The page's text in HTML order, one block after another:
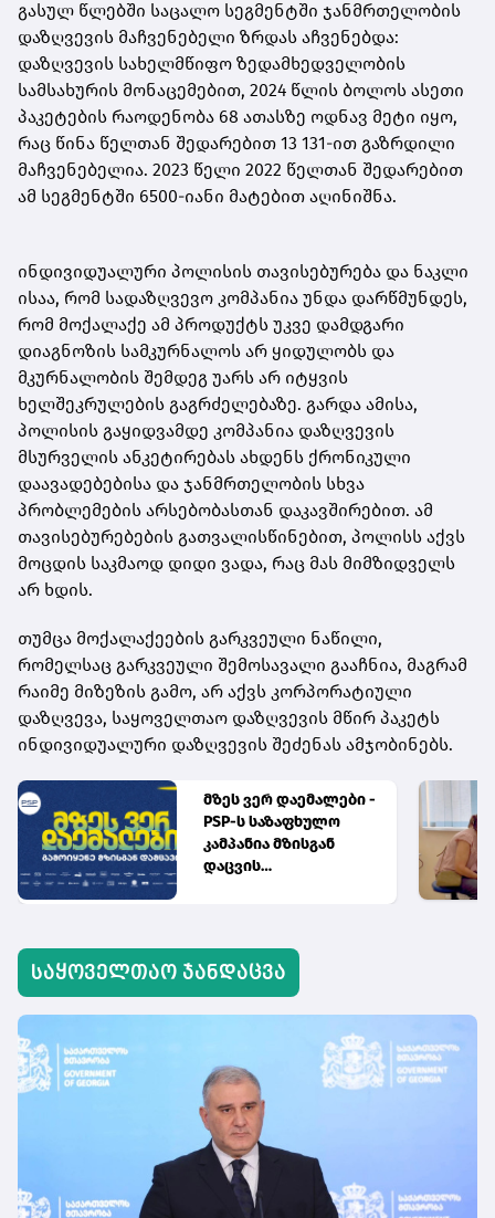
გასულ წლებში საცალო სეგმენტში ჯანმრთელობის
დაზღვევის მაჩვენებელი ზრდას აჩვენებდა:
დაზღვევის სახელმწიფო ზედამხედველობის
სამსახურის მონაცემებით, 2024 წლის ბოლოს ასეთი
პაკეტების რაოდენობა 68 ათასზე ოდნავ მეტი იყო,
რაც წინა წელთან შედარებით 13 131-ით გაზრდილი
მაჩვენებელია. 2023 წელი 2022 წელთან შედარებით
ამ სეგმენტში 6500-იანი მატებით აღინიშნა.
ინდივიდუალური პოლისის თავისებურება და ნაკლი
ისაა, რომ სადაზღვევო კომპანია უნდა დარწმუნდეს,
რომ მოქალაქე ამ პროდუქტს უკვე დამდგარი
დიაგნოზის სამკურნალოს არ ყიდულობს და
მკურნალობის შემდეგ უარს არ იტყვის
ხელშეკრულების გაგრძელებაზე. გარდა ამისა,
პოლისის გაყიდვამდე კომპანია დაზღვევის
მსურველის ანკეტირებას ახდენს ქრონიკული
დაავადებებისა და ჯანმრთელობის სხვა
პრობლემების არსებობასთან დაკავშირებით. ამ
თავისებურებების გათვალისწინებით, პოლისს აქვს
მოცდის საკმაოდ დიდი ვადა, რაც მას მიმზიდველს
არ ხდის.
თუმცა მოქალაქეების გარკვეული ნაწილი,
რომელსაც გარკვეული შემოსავალი გააჩნია, მაგრამ
რაიმე მიზეზის გამო, არ აქვს კორპორატიული
დაზღვევა, საყოველთაო დაზღვევის მწირ პაკეტს
ინდივიდუალური დაზღვევის შეძენას ამჯობინებს.
მზეს ვერ დაემალები -
PSP-ს საზაფხულო
კამპანია მზისგან
დაცვის
საყოველთაო ჯანდაცვა